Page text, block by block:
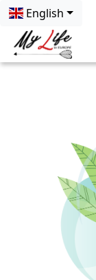
English